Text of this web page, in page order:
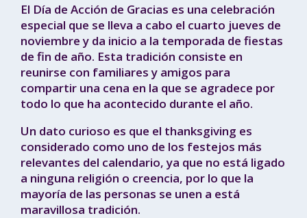
El Día de Acción de Gracias es una celebración
especial que se lleva a cabo el cuarto jueves de
noviembre y da inicio a la temporada de fiestas
de fin de año. Esta tradición consiste en
reunirse con familiares y amigos para
compartir una cena en la que se agradece por
todo lo que ha acontecido durante el año.
Un dato curioso es que el thanksgiving es
considerado como uno de los festejos más
relevantes del calendario, ya que no está ligado
a ninguna religión o creencia, por lo que la
mayoría de las personas se unen a está
maravillosa tradición.